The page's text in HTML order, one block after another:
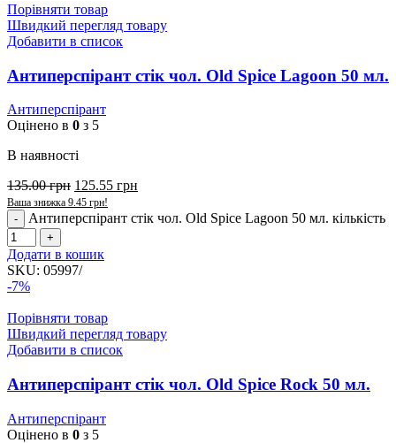
Порівняти товар
Швидкий перегляд товару
Добавити в список
Антиперспірант стік чол. Old Spice Lagoon 50 мл.
Антиперспірант
Оцінено в 0 з 5
В наявності
135.00грн 125.55 грн
Ваша знижка 9.45 грн!
Антиперспірант стік чол. Old Spice Lagoon 50 мл. кількість
Додати в кошик
SKU: 05997/
-7%
Порівняти товар
Швидкий перегляд товару
Добавити в список
Антиперспірант стік чол. Old Spice Rock 50 мл.
Антиперспірант
Оцінено в 0 з 5